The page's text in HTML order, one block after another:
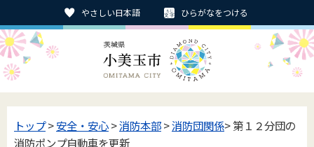
やさしい日本語 ひらがなをつける
トップ>安全・安心>消防本部>消防団関係> 第１２分団の
消防ポンプ自動車を更新